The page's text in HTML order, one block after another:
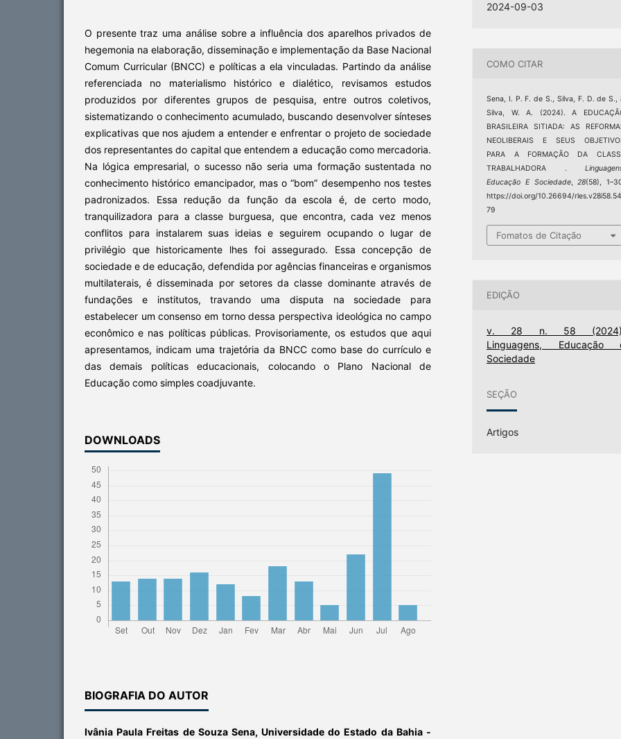
O presente traz uma análise sobre a influência dos aparelhos privados de
hegemonia na elaboração, disseminação e implementação da Base Nacional
Comum Curricular (BNCC) e políticas a ela vinculadas. Partindo da análise
referenciada no materialismo histórico e dialético, revisamos estudos
produzidos por diferentes grupos de pesquisa, entre outros coletivos,
sistematizando o conhecimento acumulado, buscando desenvolver sínteses
explicativas que nos ajudem a entender e enfrentar o projeto de sociedade
dos representantes do capital que entendem a educação como mercadoria.
Na lógica empresarial, o sucesso não seria uma formação sustentada no
conhecimento histórico emancipador, mas o “bom” desempenho nos testes
padronizados. Essa redução da função da escola é, de certo modo,
tranquilizadora para a classe burguesa, que encontra, cada vez menos
conflitos para instalarem suas ideias e seguirem ocupando o lugar de
privilégio que historicamente lhes foi assegurado. Essa concepção de
sociedade e de educação, defendida por agências financeiras e organismos
multilaterais, é disseminada por setores da classe dominante através de
fundações e institutos, travando uma disputa na sociedade para
estabelecer um consenso em torno dessa perspectiva ideológica no campo
econômico e nas políticas públicas. Provisoriamente, os estudos que aqui
apresentamos, indicam uma trajetória da BNCC como base do currículo e
das demais políticas educacionais, colocando o Plano Nacional de
Educação como simples coadjuvante.
DOWNLOADS
BIOGRAFIA DO AUTOR
Ivânia Paula Freitas de Souza Sena,Universidade do Estado da Bahia -
2024-09-03
COMO CITAR
Sena, I. P. F. de S., Silva, F. D. de S.,
Silva, W. A. (2024). A
BRASILEIRA SITIADA: AS
NEOLIBERAIS E SEUS
PARA A FORMAÇÃO DA
TRABALHADORA .
Educação E Sociedade,28(58),
https://doi.org/10.26694/rles.v28i58.54
79
Fomatos de Citação
EDIÇÃO
v. 28 n. 58
Linguagens, Educação
Sociedade
SEÇÃO
Artigos